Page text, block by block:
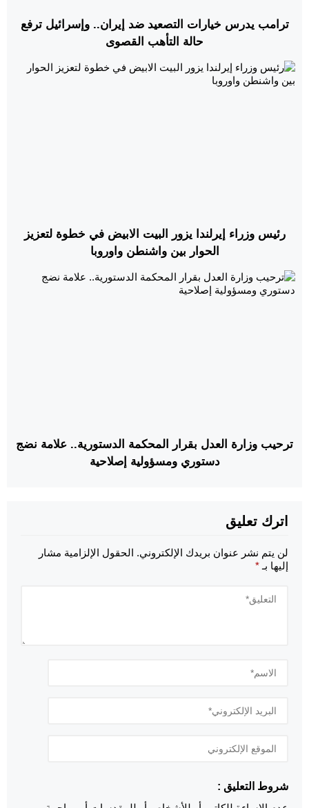
ترامب يدرس خيارات التصعيد ضد إيران.. وإسرائيل ترفع
حالة التأهب القصوى
رئيس وزراء إيرلندا يزور البيت الابيض في خطوة لتعزيز
الحوار بين واشنطن واوروبا
ترحيب وزارة العدل بقرار المحكمة الدستورية.. علامة نضج
دستوري ومسؤولية إصلاحية
اترك تعليق
لن يتم نشر عنوان بريدك الإلكتروني. الحقول الإلزامية مشار
إليها بـ *
شروط التعليق :